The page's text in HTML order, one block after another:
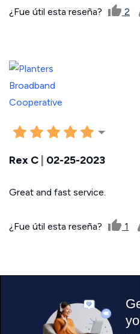
¿Fue útil esta reseña? 2
Rex C 02-25-2023
Great and fast service.
¿Fue útil esta reseña? 1